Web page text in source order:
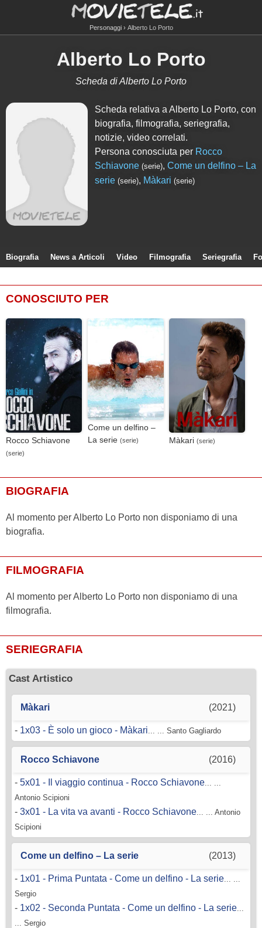
Personaggi Alberto Lo Porto
Alberto Lo Porto
Scheda di Alberto Lo Porto
Scheda relativa a Alberto Lo Porto, con
biografia, filmografia, seriegrafia,
notizie, video correlati.
Persona conosciuta per Rocco
Schiavone (serie),Come un delfino – La
serie (serie), Màkari (serie)
Biografia News a Articoli Video Filmografia Seriegrafia
CONOSCIUTO PER
Rocco Schiavone
(serie)
Come un delfino –
La serie (serie) Màkari (serie)
BIOGRAFIA
Al momento per Alberto Lo Porto non disponiamo di una
biografia.
FILMOGRAFIA
Al momento per Alberto Lo Porto non disponiamo di una
filmografia.
SERIEGRAFIA
Cast Artistico
Màkari (2021)
- 1x03 - È solo un gioco - Màkari ... ... Santo Gagliardo
Rocco Schiavone (2016)
- 5x01 - Il viaggio continua - Rocco Schiavone
Antonio Scipioni
- 3x01 - La vita va avanti - Rocco Schiavone ... ... Antonio
Scipioni
Come un delfino – La serie (2013)
- 1x01 - Prima Puntata - Come un delfino - La serie
Sergio
- 1x02 - Seconda Puntata - Come un delfino - La serie
... Sergio